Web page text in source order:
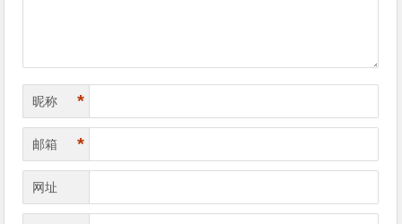
昵称 *
邮箱 *
网址